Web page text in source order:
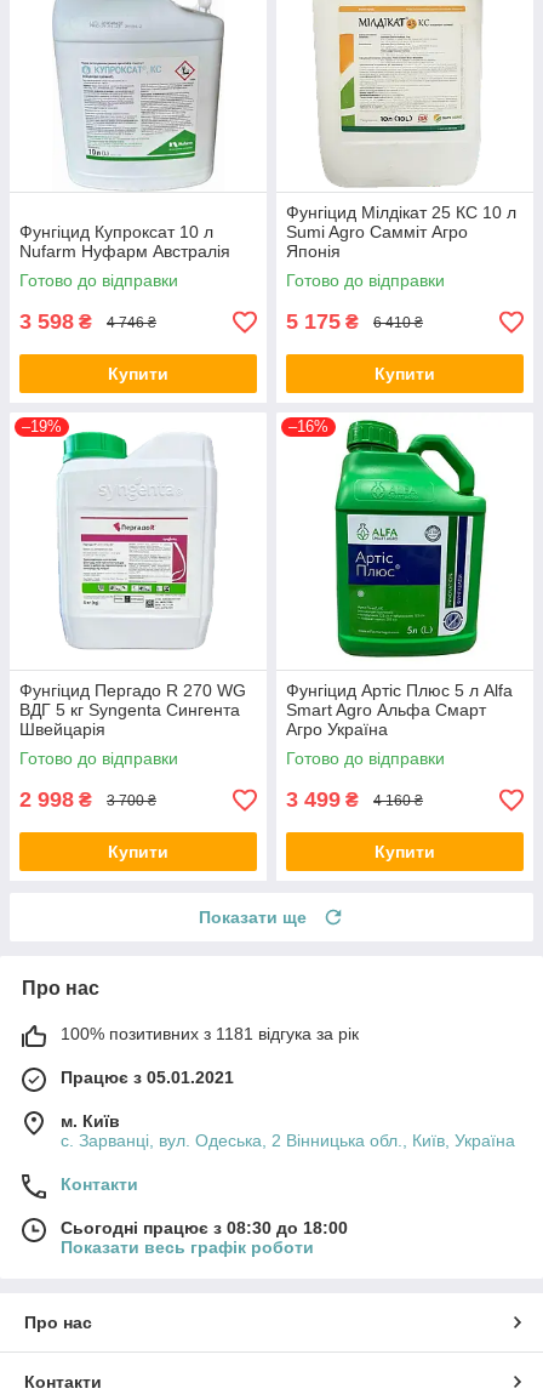
Фунгіцид Купроксат 10 л
Nufarm Нуфарм Австралія
Готово до відправки
3 598 ₴ 4 746 ₴
Купити
Фунгіцид Мілдікат 25 КС 10 л
Sumi Agro Самміт Агро
Японія
Готово до відправки
5 175 ₴ 6 410 ₴
Купити
–19%
Фунгіцид Пергадо R 270 WG
ВДГ 5 кг Syngenta Сингента
Швейцарія
Готово до відправки
2 998 ₴ 3 700 ₴
Купити
–16%
Фунгіцид Артіс Плюс 5 л Alfa
Smart Agro Альфа Смарт
Агро Україна
Готово до відправки
3 499 ₴ 4 160 ₴
Купити
Показати ще
Про нас
100% позитивних з 1181 відгука за рік
Працює з 05.01.2021
м. Київ
с. Зарванці, вул. Одеська, 2 Вінницька обл., Київ, Україна
Контакти
Сьогодні працює з 08:30 до 18:00
Показати весь графік роботи
Про нас
Контакти